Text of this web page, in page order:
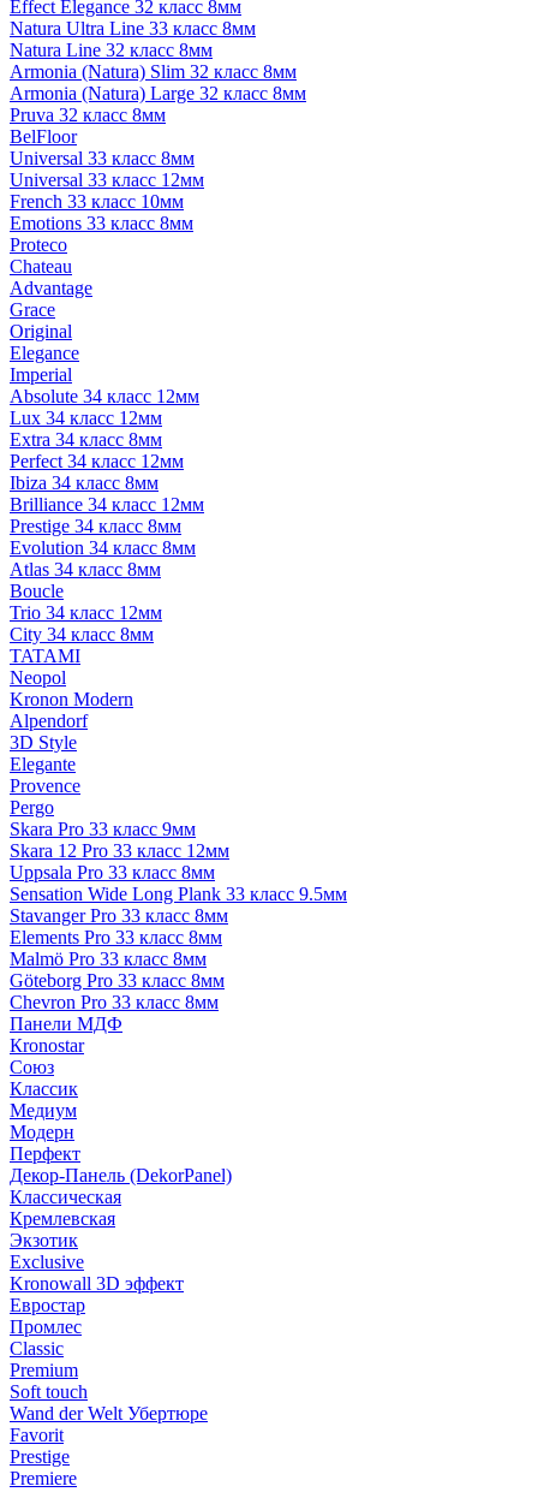
Effect Elegance 32 класс 8мм
Natura Ultra Line 33 класс 8мм
Natura Line 32 класс 8мм
Armonia (Natura) Slim 32 класс 8мм
Armonia (Natura) Large 32 класс 8мм
Pruva 32 класс 8мм
BelFloor
Universal 33 класс 8мм
Universal 33 класс 12мм
French 33 класс 10мм
Emotions 33 класс 8мм
Proteco
Chateau
Advantage
Grace
Original
Elegance
Imperial
Absolute 34 класс 12мм
Lux 34 класс 12мм
Extra 34 класс 8мм
Perfect 34 класс 12мм
Ibiza 34 класс 8мм
Brilliance 34 класс 12мм
Prestige 34 класс 8мм
Evolution 34 класс 8мм
Atlas 34 класс 8мм
Boucle
Trio 34 класс 12мм
City 34 класс 8мм
TATAMI
Neopol
Kronon Modern
Alpendorf
3D Style
Elegante
Provence
Pergo
Skara Pro 33 класс 9мм
Skara 12 Pro 33 класс 12мм
Uppsala Pro 33 класс 8мм
Sensation Wide Long Plank 33 класс 9.5мм
Stavanger Pro 33 класс 8мм
Elements Pro 33 класс 8мм
Malmö Pro 33 класс 8мм
Göteborg Pro 33 класс 8мм
Chevron Pro 33 класс 8мм
Панели МДФ
Кronostar
Союз
Классик
Медиум
Модерн
Перфект
Декор-Панель (DekorPanel)
Классическая
Кремлевская
Экзотик
Exclusive
Kronowall 3D эффект
Евростар
Промлес
Classic
Premium
Soft touch
Wand der Welt Убертюре
Favorit
Prestige
Premiere